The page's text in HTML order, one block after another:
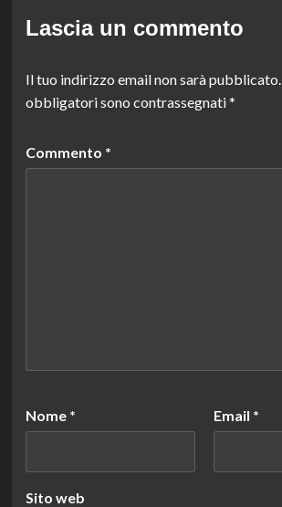
Lascia un commento
Il tuo indirizzo email non sarà pubblicato.
obbligatori sono contrassegnati*
Commento *
Nome * Email *
Sito web